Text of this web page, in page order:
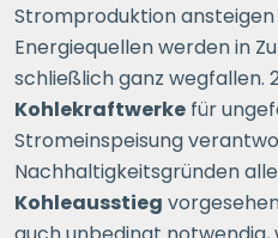
Stromproduktion ansteigen
Energiequellen werden in
schließlich ganz wegfallen.
Kohlekraftwerke für
Stromeinspeisung
Nachhaltigkeitsgründen
Kohleausstieg